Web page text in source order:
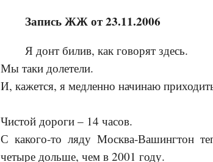
Запись ЖЖ от 23.11.2006
Я донт билив, как говорят здесь.
Мы таки долетели.
И, кажется, я медленно начинаю
Чистой дороги – 14 часов.
С какого-то ляду Москва-Вашингтон
четыре дольше, чем в 2001 году.